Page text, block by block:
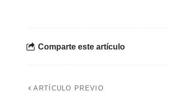
Comparte este artículo
ARTÍCULO PREVIO